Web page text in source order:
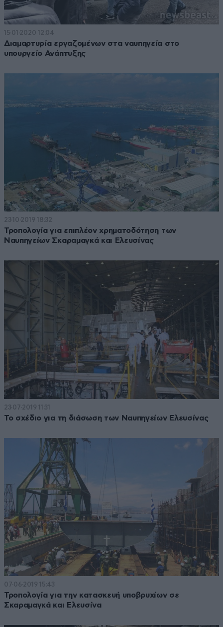
15·01·2020 12:04
Διαμαρτυρία εργαζομένων στα ναυπηγεία στο
υπουργείο Ανάπτυξης
23·10·2019 18:32
Τροπολογία για επιπλέον χρηματοδότηση των
Ναυπηγείων Σκαραμαγκά και Ελευσίνας
23·07·2019 11:31
Το σχέδιο για τη διάσωση των Ναυπηγείων Ελευσίνας
07·06·2019 15:43
Τροπολογία για την κατασκευή υποβρυχίων σε
Σκαραμαγκά και Ελευσίνα